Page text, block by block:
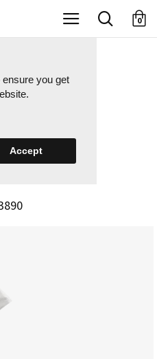
you get
X
Accept
0